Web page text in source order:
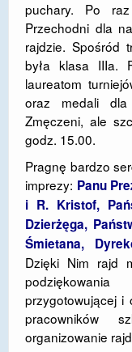
REKRUTACJA
mLegitymacja
puchary. Po
Przechodni dla
rajdzie. Spośród
była klasa IIIa.
laureatom
oraz medali dla
Zmęczeni, ale
godz. 15.00.
Pragnę bardzo
imprezy: Panu
i R. Kristof,
Dzierżęga,
Śmietana,
Dzięki Nim rajd
przygotowującej i
pracowników
organizowanie